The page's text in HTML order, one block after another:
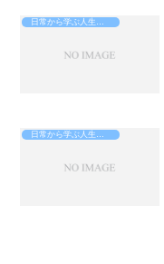
日常から学ぶ人生攻略法